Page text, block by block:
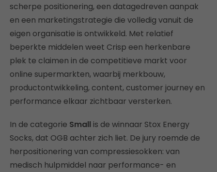
scherpe positionering, een datagedreven aanpak
en een marketingstrategie die volledig vanuit de
eigen organisatie is ontwikkeld. Met relatief
beperkte middelen weet Crisp een herkenbare
plek te claimen in de competitieve markt voor
online supermarkten, waarbij merkbouw,
productontwikkeling, content, customer journey en
performance elkaar zichtbaar versterken.
In de categorie Small is de winnaar Stox Energy
Socks, dat OGB achter zich liet. De jury roemde de
herpositionering van compressiesokken: van
medisch hulpmiddel naar performance- en